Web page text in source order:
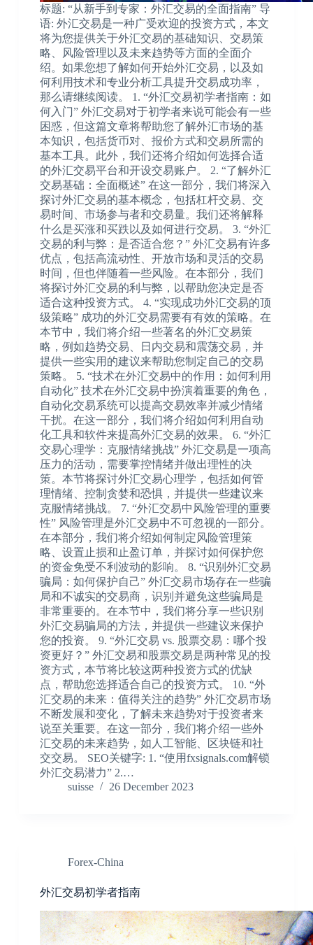
标题: “从新手到专家：外汇交易的全面指南” 导
语: 外汇交易是一种广受欢迎的投资方式，本文
将为您提供关于外汇交易的基础知识、交易策
略、风险管理以及未来趋势等方面的全面介
绍。如果您想了解如何开始外汇交易，以及如
何利用技术和专业分析工具提升交易成功率，
那么请继续阅读。 1. “外汇交易初学者指南：如
何入门” 外汇交易对于初学者来说可能会有一些
困惑，但这篇文章将帮助您了解外汇市场的基
本知识，包括货币对、报价方式和交易所需的
基本工具。此外，我们还将介绍如何选择合适
的外汇交易平台和开设交易账户。 2. “了解外汇
交易基础：全面概述” 在这一部分，我们将深入
探讨外汇交易的基本概念，包括杠杆交易、交
易时间、市场参与者和交易量。我们还将解释
什么是买涨和买跌以及如何进行交易。 3. “外汇
交易的利与弊：是否适合您？” 外汇交易有许多
优点，包括高流动性、开放市场和灵活的交易
时间，但也伴随着一些风险。在本部分，我们
将探讨外汇交易的利与弊，以帮助您决定是否
适合这种投资方式。 4. “实现成功外汇交易的顶
级策略” 成功的外汇交易需要有有效的策略。在
本节中，我们将介绍一些著名的外汇交易策
略，例如趋势交易、日内交易和震荡交易，并
提供一些实用的建议来帮助您制定自己的交易
策略。 5. “技术在外汇交易中的作用：如何利用
自动化” 技术在外汇交易中扮演着重要的角色，
自动化交易系统可以提高交易效率并减少情绪
干扰。在这一部分，我们将介绍如何利用自动
化工具和软件来提高外汇交易的效果。 6. “外汇
交易心理学：克服情绪挑战” 外汇交易是一项高
压力的活动，需要掌控情绪并做出理性的决
策。本节将探讨外汇交易心理学，包括如何管
理情绪、控制贪婪和恐惧，并提供一些建议来
克服情绪挑战。 7. “外汇交易中风险管理的重要
性” 风险管理是外汇交易中不可忽视的一部分。
在本部分，我们将介绍如何制定风险管理策
略、设置止损和止盈订单，并探讨如何保护您
的资金免受不利波动的影响。 8. “识别外汇交易
骗局：如何保护自己” 外汇交易市场存在一些骗
局和不诚实的交易商，识别并避免这些骗局是
非常重要的。在本节中，我们将分享一些识别
外汇交易骗局的方法，并提供一些建议来保护
您的投资。 9. “外汇交易 vs. 股票交易：哪个投
资更好？” 外汇交易和股票交易是两种常见的投
资方式，本节将比较这两种投资方式的优缺
点，帮助您选择适合自己的投资方式。 10. “外
汇交易的未来：值得关注的趋势” 外汇交易市场
不断发展和变化，了解未来趋势对于投资者来
说至关重要。在这一部分，我们将介绍一些外
汇交易的未来趋势，如人工智能、区块链和社
交交易。 SEO关键字: 1. “使用fxsignals.com解锁
外汇交易潜力” 2.…
suisse
26 December 2023
Forex-China
外汇交易初学者指南